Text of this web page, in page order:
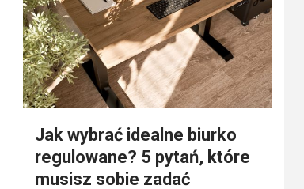
Jak wybrać idealne biurko
regulowane? 5 pytań, które
musisz sobie zadać